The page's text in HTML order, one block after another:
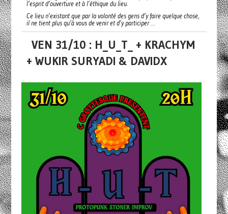
l’esprit d’ouverture et à l’éthique du lieu.
Ce lieu n’existant que par la volonté des gens d’y faire quelque chose,
il ne tient plus qu’à vous de venir et d’y participer …
VEN 31/10 : H_U_T_ + KRACHYM
+ WUKIR SURYADI & DAVIDX